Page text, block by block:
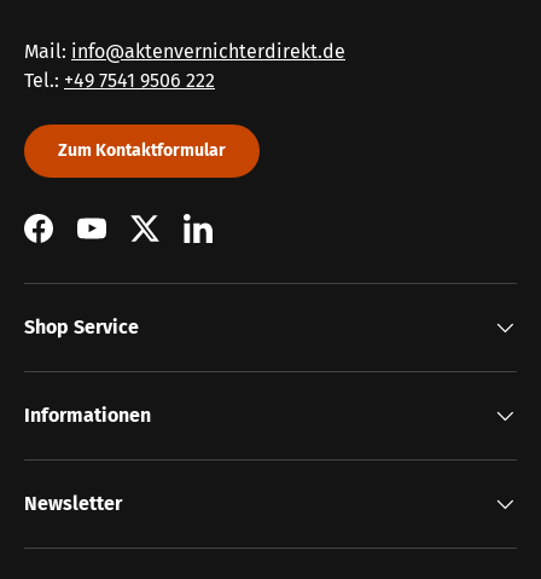
Mail: info@aktenvernichterdirekt.de
Tel.: +49 7541 9506 222
Zum Kontaktformular
FacebookYouTubeTwitterLinkedIn
Shop Service
Informationen
Newsletter